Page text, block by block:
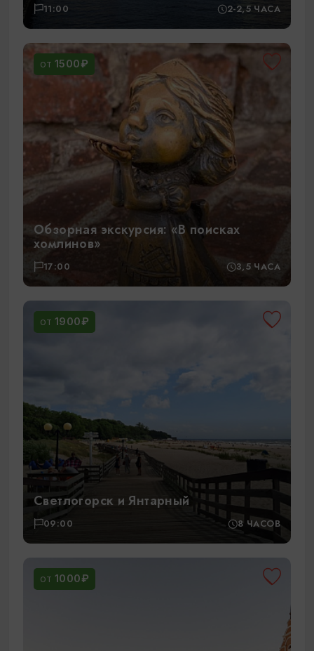
11:00 2-2,5 ЧАСА
ОТ 1500₽
Обзорная экскурсия: «В поисках
хомлинов»
17:00 3,5 ЧАСА
ОТ 1900₽
Светлогорск и Янтарный
09:00 8 ЧАСОВ
ОТ 1000₽